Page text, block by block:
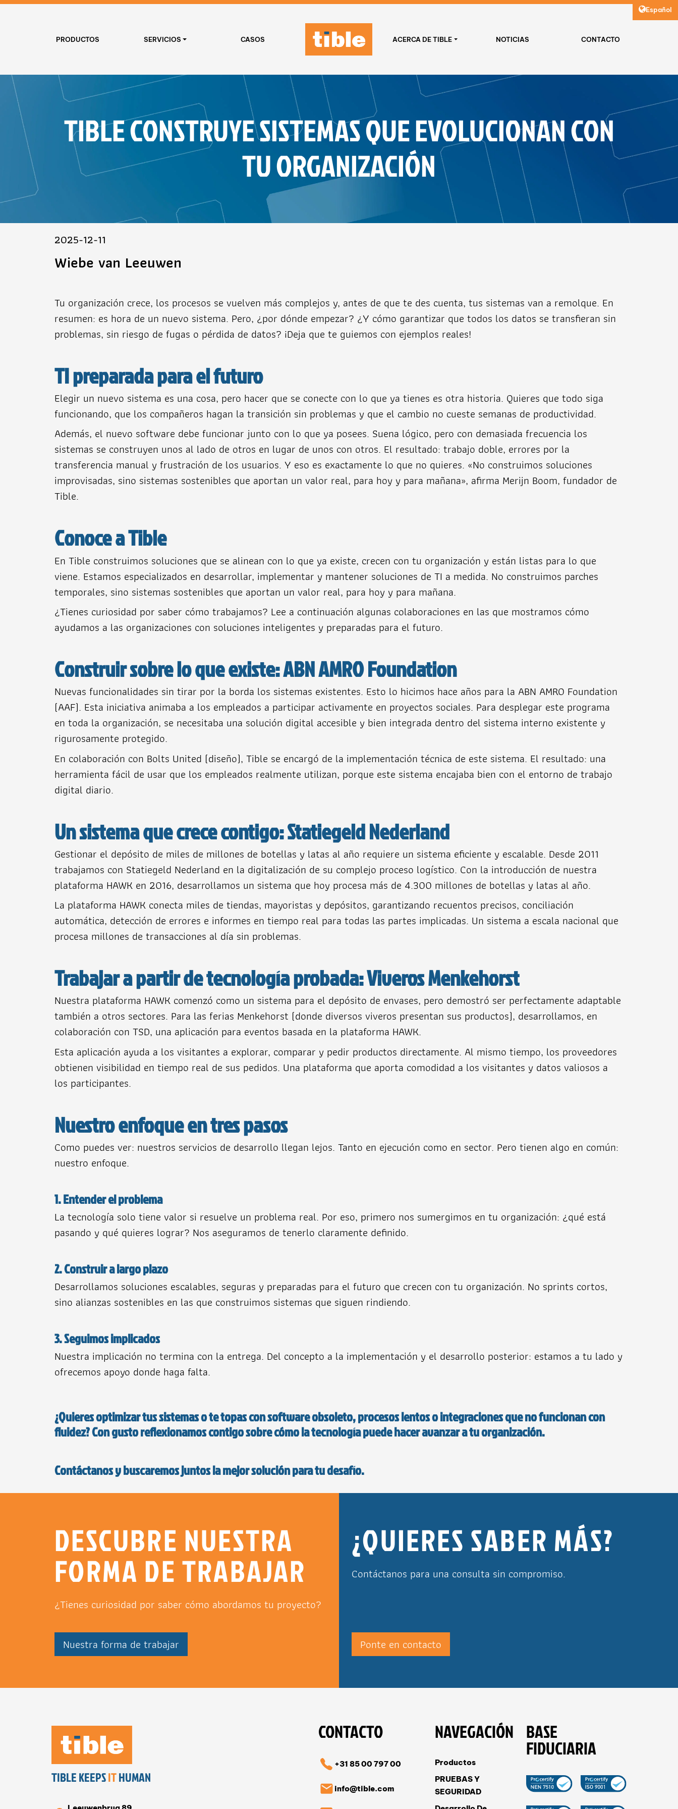
Español
PRODUCTOS SERVICIOS CASOS ACERCA DE TIBLE NOTICIAS CONTACTO
TIBLE CONSTRUYE SISTEMAS QUE EVOLUCIONAN CON
TU ORGANIZACIÓN
2025-12-11
Wiebe van Leeuwen
Tu organización crece, los procesos se vuelven más complejos y, antes de que te des cuenta, tus sistemas van a remolque. En
resumen: es hora de un nuevo sistema. Pero, ¿por dónde empezar? ¿Y cómo garantizar que todos los datos se transfieran sin
problemas, sin riesgo de fugas o pérdida de datos? ¡Deja que te guiemos con ejemplos reales!
TI preparada para el futuro
Elegir un nuevo sistema es una cosa, pero hacer que se conecte con lo que ya tienes es otra historia. Quieres que todo siga
funcionando, que los compañeros hagan la transición sin problemas y que el cambio no cueste semanas de productividad.
Además, el nuevo software debe funcionar junto con lo que ya posees. Suena lógico, pero con demasiada frecuencia los
sistemas se construyen unos al lado de otros en lugar de unos con otros. El resultado: trabajo doble, errores por la
transferencia manual y frustración de los usuarios. Y eso es exactamente lo que no quieres. «No construimos soluciones
improvisadas, sino sistemas sostenibles que aportan un valor real, para hoy y para mañana», afirma Merijn Boom, fundador de
Tible.
Conoce a Tible
En Tible construimos soluciones que se alinean con lo que ya existe, crecen con tu organización y están listas para lo que
viene. Estamos especializados en desarrollar, implementar y mantener soluciones de TI a medida. No construimos parches
temporales, sino sistemas sostenibles que aportan un valor real, para hoy y para mañana.
¿Tienes curiosidad por saber cómo trabajamos? Lee a continuación algunas colaboraciones en las que mostramos cómo
ayudamos a las organizaciones con soluciones inteligentes y preparadas para el futuro.
Construir sobre lo que existe: ABN AMRO Foundation
Nuevas funcionalidades sin tirar por la borda los sistemas existentes. Esto lo hicimos hace años para la ABN AMRO Foundation
(AAF). Esta iniciativa animaba a los empleados a participar activamente en proyectos sociales. Para desplegar este programa
en toda la organización, se necesitaba una solución digital accesible y bien integrada dentro del sistema interno existente y
rigurosamente protegido.
En colaboración con Bolts United (diseño), Tible se encargó de la implementación técnica de este sistema. El resultado: una
herramienta fácil de usar que los empleados realmente utilizan, porque este sistema encajaba bien con el entorno de trabajo
digital diario.
Un sistema que crece contigo: Statiegeld Nederland
Gestionar el depósito de miles de millones de botellas y latas al año requiere un sistema eficiente y escalable. Desde 2011
trabajamos con Statiegeld Nederland en la digitalización de su complejo proceso logístico. Con la introducción de nuestra
plataforma HAWK en 2016, desarrollamos un sistema que hoy procesa más de 4.300 millones de botellas y latas al año.
La plataforma HAWK conecta miles de tiendas, mayoristas y depósitos, garantizando recuentos precisos, conciliación
automática, detección de errores e informes en tiempo real para todas las partes implicadas. Un sistema a escala nacional que
procesa millones de transacciones al día sin problemas.
Trabajar a partir de tecnología probada: Viveros Menkehorst
Nuestra plataforma HAWK comenzó como un sistema para el depósito de envases, pero demostró ser perfectamente adaptable
también a otros sectores. Para las ferias Menkehorst (donde diversos viveros presentan sus productos), desarrollamos, en
colaboración con TSD, una aplicación para eventos basada en la plataforma HAWK.
Esta aplicación ayuda a los visitantes a explorar, comparar y pedir productos directamente. Al mismo tiempo, los proveedores
obtienen visibilidad en tiempo real de sus pedidos. Una plataforma que aporta comodidad a los visitantes y datos valiosos a
los participantes.
Nuestro enfoque en tres pasos
Como puedes ver: nuestros servicios de desarrollo llegan lejos. Tanto en ejecución como en sector. Pero tienen algo en común:
nuestro enfoque.
1. Entender el problema
La tecnología solo tiene valor si resuelve un problema real. Por eso, primero nos sumergimos en tu organización: ¿qué está
pasando y qué quieres lograr? Nos aseguramos de tenerlo claramente definido.
2. Construir a largo plazo
Desarrollamos soluciones escalables, seguras y preparadas para el futuro que crecen con tu organización. No sprints cortos,
sino alianzas sostenibles en las que construimos sistemas que siguen rindiendo.
3. Seguimos implicados
Nuestra implicación no termina con la entrega. Del concepto a la implementación y el desarrollo posterior: estamos a tu lado y
ofrecemos apoyo donde haga falta.
¿Quieres optimizar tus sistemas o te topas con software obsoleto, procesos lentos o integraciones que no funcionan con
fluidez? Con gusto reflexionamos contigo sobre cómo la tecnología puede hacer avanzar a tu organización.
Contáctanos y buscaremos juntos la mejor solución para tu desafío.
DESCUBRE NUESTRA
FORMA DE TRABAJAR
¿Tienes curiosidad por saber cómo abordamos tu proyecto?
Nuestra forma de trabajar
¿QUIERES SABER MÁS?
Contáctanos para una consulta sin compromiso.
Ponte en contacto
TIBLE KEEPSITHUMAN
CONTACTO
+31 85 00 797 00
info@tible.com
NAVEGACIÓN
Productos
PRUEBAS Y
SEGURIDAD
BASE
FIDUCIARIA